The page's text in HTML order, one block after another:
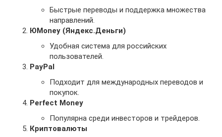
Быстрые переводы и поддержка множества
направлений.
ЮMoney (Яндекс.Деньги)
Удобная система для российских
пользователей.
PayPal
Подходит для международных переводов и
покупок.
Perfect Money
Популярна среди инвесторов и трейдеров.
Криптовалюты